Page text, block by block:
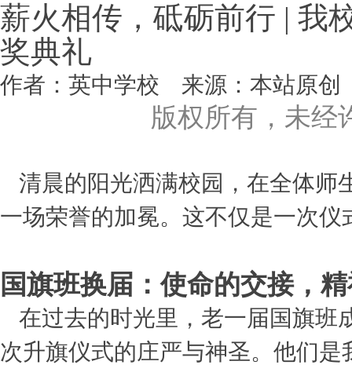
薪火相传，砥砺前行 | 我
奖典礼
作者：英中学校 来源：本站原创
版权所有，未
清晨的阳光洒满校园，在全体师
一场荣誉的加冕。这不仅是一次
国旗班换届：使命的交接，
在过去的时光里，老一届国旗班
次升旗仪式的庄严与神圣。他们